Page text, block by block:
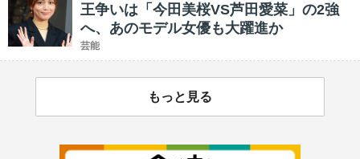
王争いは「今田美桜VS芦田愛菜」の2強
へ、あのモデル女優も大躍進か
芸能
もっと見る